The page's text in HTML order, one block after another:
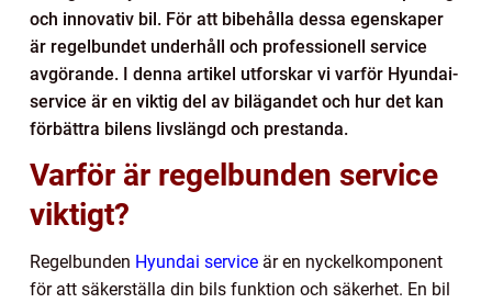
och innovativ bil. För att bibehålla dessa egenskaper
är regelbundet underhåll och professionell service
avgörande. I denna artikel utforskar vi varför Hyundai-
service är en viktig del av bilägandet och hur det kan
förbättra bilens livslängd och prestanda.
Varför är regelbunden service
viktigt?
Regelbunden Hyundai service är en nyckelkomponent
för att säkerställa din bils funktion och säkerhet. En bil